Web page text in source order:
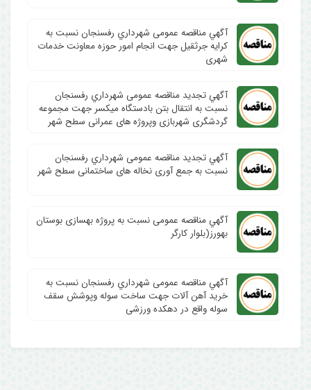
آگهي مناقصه عمومی شهرداري رفسنجان نسبت به
کرایه جرثقیل جهت انجام امور حوزه معاونت خدمات
شهری
آگهي تجدید مناقصه عمومی شهرداري رفسنجان
نسبت به انتقال بتن بادستگاه میکسر جهت مجموعه
گردشگری شهربازی وپروژه های عمرانی سطح شهر
آگهي تجدید مناقصه عمومی شهرداري رفسنجان
نسبت به جمع آوری نخاله های ساختمانی سطح شهر
آگهي مناقصه عمومی نسبت به پروژه بهسازی بوستان
بهورز(بلوار کارگر
آگهي مناقصه عمومی شهرداري رفسنجان نسبت به
خرید آهن آلات جهت ساخت سوله وپوشش سقف
سوله واقع در دهکده ورزشی